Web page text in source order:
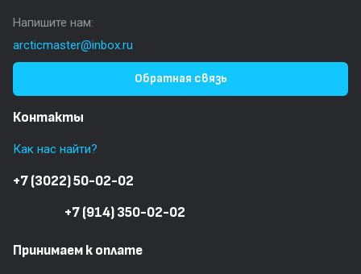
Напишите нам:
arcticmaster@inbox.ru
Обратная связь
Контакты
Как нас найти?
+7 (3022) 50-02-02
+7 (914) 350-02-02
Принимаем к оплате